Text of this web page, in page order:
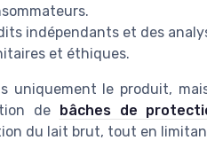
indépendants et des
et éthiques.
uniquement le produit,
de bâches de
du lait brut, tout en